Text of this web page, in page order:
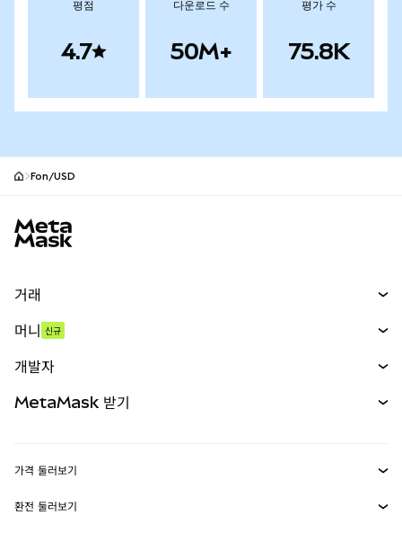
평점
4.7
다운로드 수
50M+
평가 수
75.8K
Fon/USD
거래
무기한 선물
실물자산
머니 신규
개발자
MetaMask Connect
MetaMask 받기
가격 둘러보기
이더리움 가격
환전 둘러보기